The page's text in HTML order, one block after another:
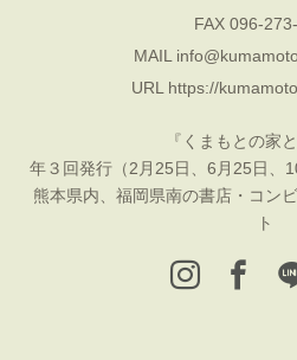
FAX 096-
MAIL
URL https://
『くまもとの家
年３回発行（2月25日、6月25日、
熊本県内、福岡県南の書店・コン
ト